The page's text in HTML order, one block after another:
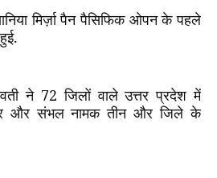
मिर्ज़ा पैन पैसिफिक ओपन के पहले
ने 72 जिलों वाले उत्तर प्रदेश में
और संभल नामक तीन और जिले के